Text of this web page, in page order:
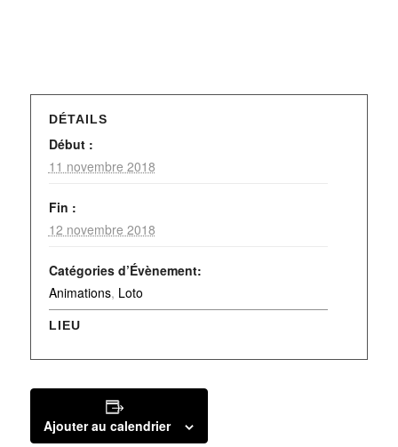
DÉTAILS
Début :
11 novembre 2018
Fin :
12 novembre 2018
Catégories d’Évènement:
Animations, Loto
LIEU
Ajouter au calendrier